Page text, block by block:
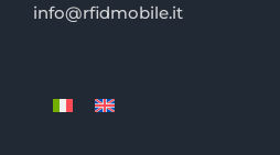
info@rfidmobile.it